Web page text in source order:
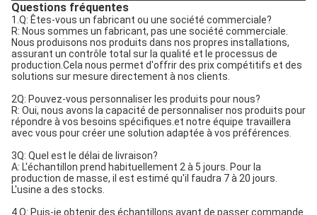
Questions fréquentes
1.Q: Êtes-vous un fabricant ou une société commerciale?
R: Nous sommes un fabricant, pas une société commerciale.
Nous produisons nos produits dans nos propres installations,
assurant un contrôle total sur la qualité et le processus de
production.Cela nous permet d'offrir des prix compétitifs et des
solutions sur mesure directement à nos clients.
2Q: Pouvez-vous personnaliser les produits pour nous?
R: Oui, nous avons la capacité de personnaliser nos produits pour
répondre à vos besoins spécifiques.et notre équipe travaillera
avec vous pour créer une solution adaptée à vos préférences.
3Q: Quel est le délai de livraison?
A: L'échantillon prend habituellement 2 à 5 jours. Pour la
production de masse, il est estimé qu'il faudra 7 à 20 jours.
L'usine a des stocks.
4.Q: Puis-je obtenir des échantillons avant de passer commande